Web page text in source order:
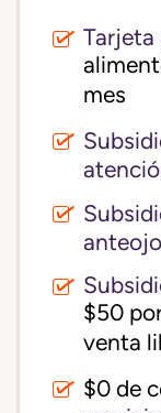
Tarjeta
mes
$50
venta
$0 de